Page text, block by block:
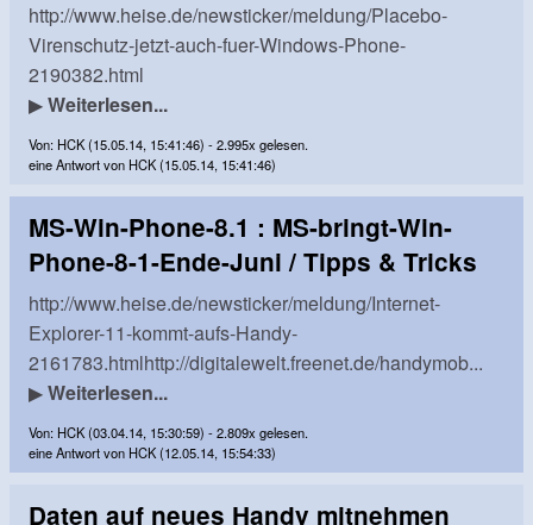
http://www.heise.de/newsticker/meldung/Placebo-
Virenschutz-jetzt-auch-fuer-Windows-Phone-
2190382.html
▶Weiterlesen...
Von: HCK (15.05.14, 15:41:46) - 2.995x gelesen.
eine Antwort von HCK (15.05.14, 15:41:46)
MS-Win-Phone-8.1 : MS-bringt-Win-
Phone-8-1-Ende-Juni / Tipps & Tricks
http://www.heise.de/newsticker/meldung/Internet-
Explorer-11-kommt-aufs-Handy-
2161783.htmlhttp://digitalewelt.freenet.de/handymob...
▶Weiterlesen...
Von: HCK (03.04.14, 15:30:59) - 2.809x gelesen.
eine Antwort von HCK (12.05.14, 15:54:33)
Daten auf neues Handy mitnehmen